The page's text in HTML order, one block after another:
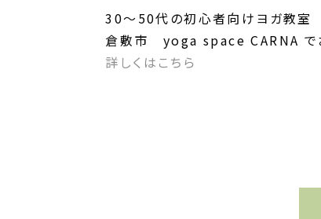
30～50代の初心者向けヨガ教室
倉敷市 yoga space CARNA で
詳しくはこちら